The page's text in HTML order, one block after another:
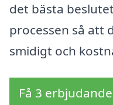
det bästa
processen så att
smidigt och
Få 3